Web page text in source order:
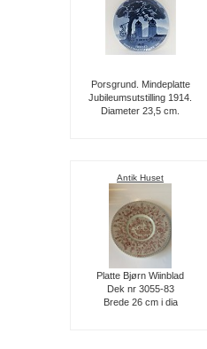
Porsgrund. Mindeplatte
Jubileumsutstilling 1914.
Diameter 23,5 cm.
Antik Huset
Platte Bjørn Wiinblad
Dek nr 3055-83
Brede 26 cm i dia